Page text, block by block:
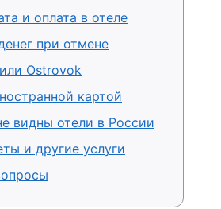
и оплата в отеле
при отмене
Ostrovok
картой
видны отели в России
и другие услуги